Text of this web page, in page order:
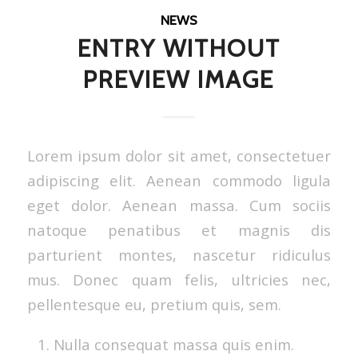
NEWS
ENTRY WITHOUT
PREVIEW IMAGE
Lorem ipsum dolor sit amet, consectetuer
adipiscing elit. Aenean commodo ligula
eget dolor. Aenean massa. Cum sociis
natoque penatibus et magnis dis
parturient montes, nascetur ridiculus
mus. Donec quam felis, ultricies nec,
pellentesque eu, pretium quis, sem.
Nulla consequat massa quis enim.